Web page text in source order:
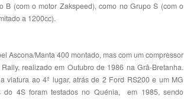
(com o motor Zakspeed), como no Grupo S (com o
a 1200cc).
Ascona/Manta 400 montado, mas com um compressor
realizado em Outubro de 1986 na Grã-Bretanha.
viatura ao 4º lugar, atrás de 2 Ford RS200 e um MG
do 4S foram testados no Quénia, em 1985, sendo